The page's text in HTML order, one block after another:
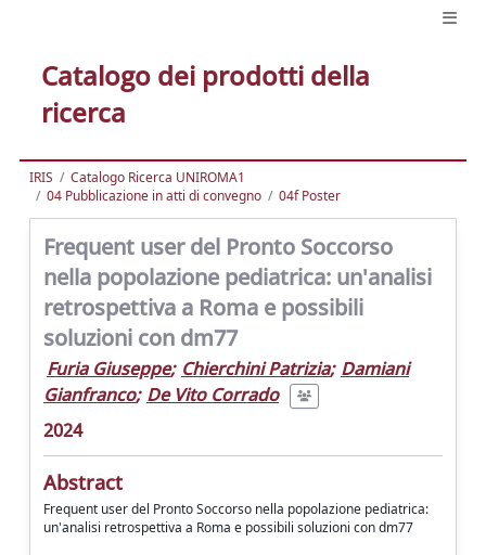
Catalogo dei prodotti della
ricerca
IRIS
Catalogo Ricerca UNIROMA1
04 Pubblicazione in atti di convegno
04f Poster
Frequent user del Pronto Soccorso
nella popolazione pediatrica: un'analisi
retrospettiva a Roma e possibili
soluzioni con dm77
Furia Giuseppe; Chierchini Patrizia; Damiani
Gianfranco; De Vito Corrado
2024
Abstract
Frequent user del Pronto Soccorso nella popolazione pediatrica:
un'analisi retrospettiva a Roma e possibili soluzioni con dm77